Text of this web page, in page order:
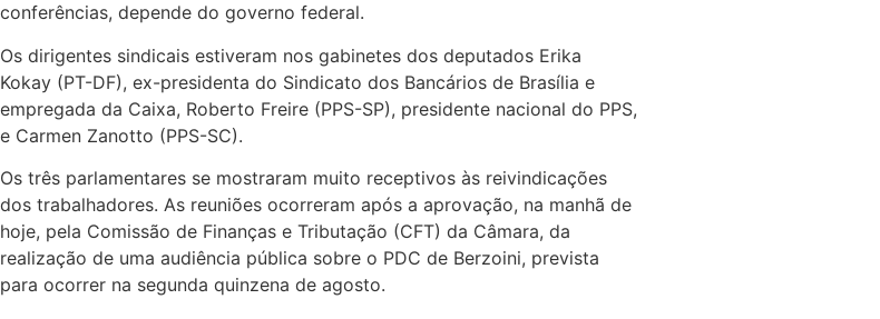
conferências, depende do governo federal.
Os dirigentes sindicais estiveram nos gabinetes dos deputados Erika
Kokay (PT-DF), ex-presidenta do Sindicato dos Bancários de Brasília e
empregada da Caixa, Roberto Freire (PPS-SP), presidente nacional do PPS,
e Carmen Zanotto (PPS-SC).
Os três parlamentares se mostraram muito receptivos às reivindicações
dos trabalhadores. As reuniões ocorreram após a aprovação, na manhã de
hoje, pela Comissão de Finanças e Tributação (CFT) da Câmara, da
realização de uma audiência pública sobre o PDC de Berzoini, prevista
para ocorrer na segunda quinzena de agosto.